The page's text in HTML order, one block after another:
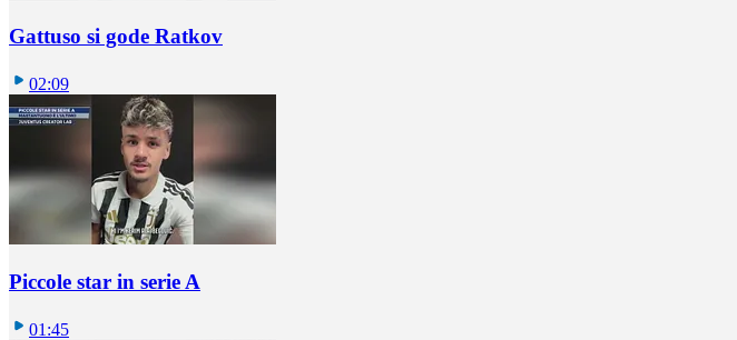
Gattuso si gode Ratkov
02:09
Piccole star in serie A
01:45